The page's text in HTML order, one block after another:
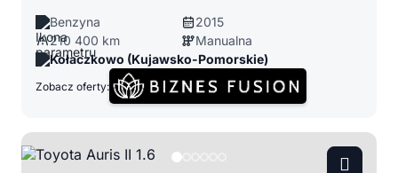
Benzyna
2015
210 400 km
Manualna
Kołaczkowo (Kujawsko-Pomorskie)
Zobacz oferty: